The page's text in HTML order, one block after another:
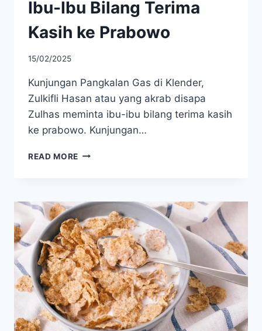
Ibu-Ibu Bilang Terima
Kasih ke Prabowo
15/02/2025
Kunjungan Pangkalan Gas di Klender,
Zulkifli Hasan atau yang akrab disapa
Zulhas meminta ibu-ibu bilang terima kasih
ke prabowo. Kunjungan…
READ MORE KUNJUNGI
KLENDER:
ZULHAS
MINTA
IBU-
IBU
BILANG
TERIMA
KASIH
KE
PRABOWO